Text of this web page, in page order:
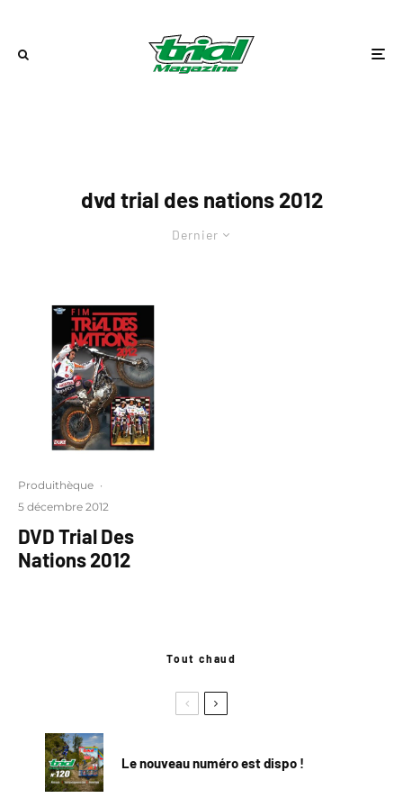
dvd trial des nations 2012
Dernier
Produithèque ·
5 décembre 2012
DVD Trial Des
Nations 2012
Tout chaud
Le nouveau numéro est dispo !